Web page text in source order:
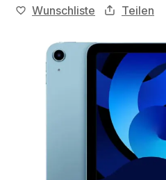
Wunschliste Teilen